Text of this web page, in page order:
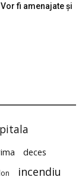
fi amenajate și
deces
incendiu